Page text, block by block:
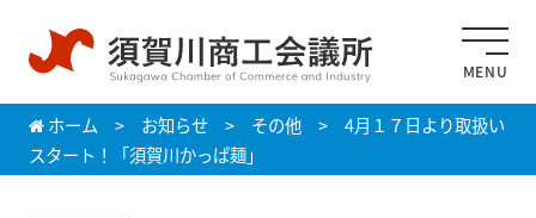
MENU
ホーム > お知らせ> その他> 4月１７日より取扱い
スタート！「須賀川かっぱ麺」